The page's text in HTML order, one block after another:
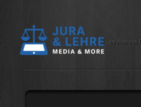
by Andreas